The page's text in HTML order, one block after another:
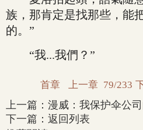
族，那肯定是找那些，能
的。”
“我...我們？”
首章 上一章 79/233
上一篇： 漫威：我保护伞公
下一篇： 返回列表